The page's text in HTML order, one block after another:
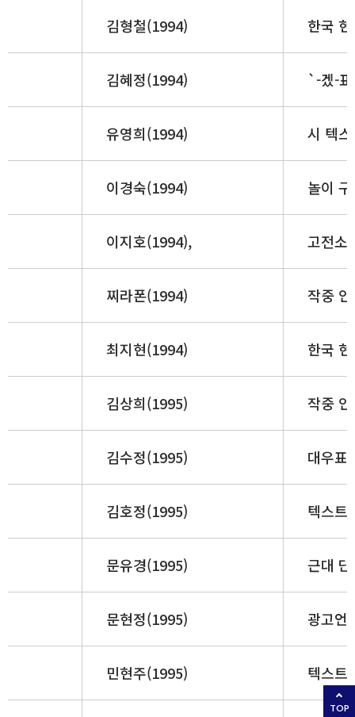
김형철(1994) 한국
김혜정(1994) `-겠-
유영희(1994) 시 텍
이경숙(1994) 놀이
이지호(1994), 고전소
찌라폰(1994) 작중
최지현(1994) 한국
김상희(1995) 작중
김수정(1995) 대우표
김호정(1995) 텍스트
문유경(1995) 근대
문현정(1995) 광고언
민현주(1995) 텍스트
TOP